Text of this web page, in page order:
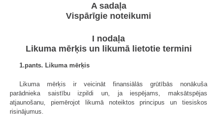
A sadaļa
Vispārīgie noteikumi
I nodaļa
Likuma mērķis un likumā lietotie termini
1.pants. Likuma mērķis
Likuma mērķis ir veicināt finansiālās grūtībās nonākuša
parādnieka saistību izpildi un, ja iespējams, maksātspējas
atjaunošanu, piemērojot likumā noteiktos principus un tiesiskos
risinājumus.